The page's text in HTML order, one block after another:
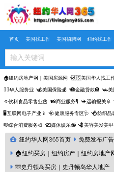
Skip to main content
首页 美国找工作 美国招聘网 纽约找工作
🏠纽约房地产网｜美国房源网 🇺🇸美国华人找工作
🤵‍♀️华人服务业 💰美国保险💰 🏦金融贷款🏦 🚗美
🥤饮料食品零售业🍟 📸商业服务🎙️ ✈️运输报关🚢
🖥️互联网电子产业📱 🩺健康服务专区🩺 💍纺织品
🎼综合消费服务🎨 🎞️媒体娱乐📻 💈美容美发美甲
纽约华人网365首页 免费发布广告
🏠纽约买房｜纽约房产｜纽约房地产
🌁史丹顿岛买房｜史丹顿岛华人地产